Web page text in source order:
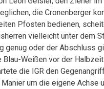
die Cronenberger
Pfosten bedienen,
vielleicht unter dem
genug oder der Abschluss
Weißen vor der
die IGR den
um die eigene Achse